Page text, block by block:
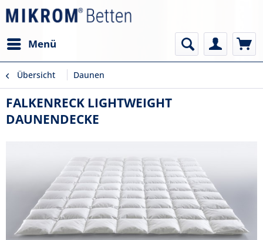
Menü
Übersicht Daunen
FALKENRECK LIGHTWEIGHT
DAUNENDECKE